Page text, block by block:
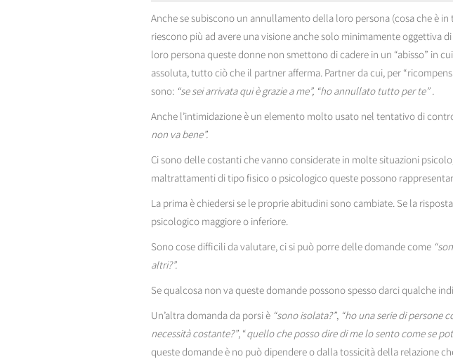
Anche se subiscono un annullamento della loro persona (cosa che è
riescono più ad avere una visione anche solo minimamente oggettiva
loro persona queste donne non smettono di cadere in un “abisso” in
assoluta, tutto ciò che il partner afferma. Partner da cui, per
sono: “se sei arrivata qui è grazie a me”, “ho annullato tutto per te” .
Anche l’intimidazione è un elemento molto usato nel tentativo di
non va bene”.
Ci sono delle costanti che vanno considerate in molte situazioni
maltrattamenti di tipo fisico o psicologico queste possono
La prima è chiedersi se le proprie abitudini sono cambiate. Se la
psicologico maggiore o inferiore.
Sono cose difficili da valutare, ci si può porre delle domande come
altri?”.
Se qualcosa non va queste domande possono spesso darci qualche
Un’altra domanda da porsi è “sono isolata?”, “ho una serie di persone
necessità costante?”, “quello che posso dire di me lo sento come se
queste domande è no può dipendere o dalla tossicità della relazione